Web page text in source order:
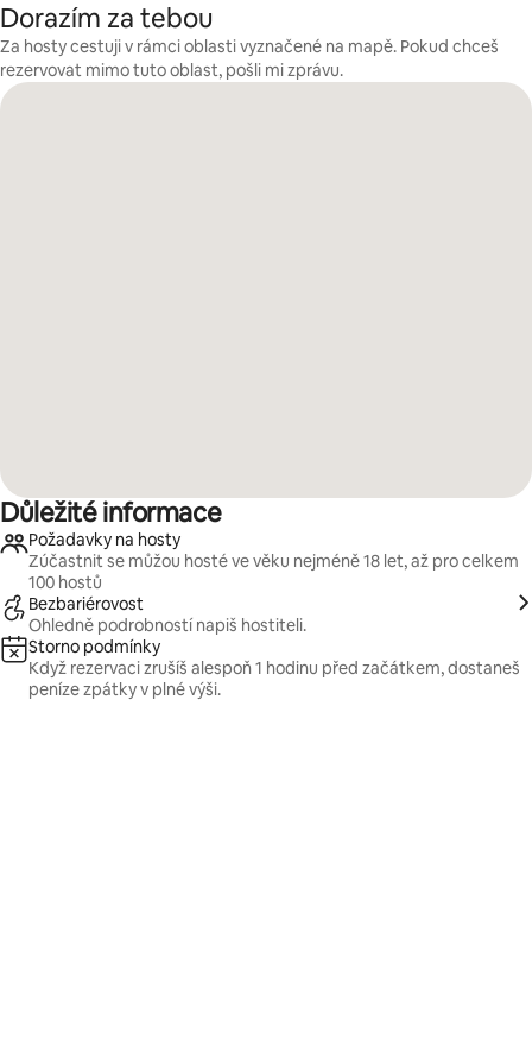
Dorazím za tebou
Za hosty cestuji v rámci oblasti vyznačené na mapě. Pokud chceš
rezervovat mimo tuto oblast, pošli mi zprávu.
Důležité informace
Požadavky na hosty
Zúčastnit se můžou hosté ve věku nejméně 18 let, až pro celkem
100 hostů
Bezbariérovost
Ohledně podrobností napiš hostiteli.
Storno podmínky
Když rezervaci zrušíš alespoň 1 hodinu před začátkem, dostaneš
peníze zpátky v plné výši.